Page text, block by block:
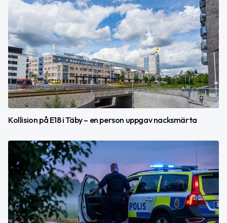
Kollision på E18 i Täby – en person uppgav nacksmärta